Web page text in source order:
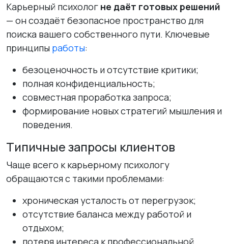
Карьерный психолог не даёт готовых решений
— он создаёт безопасное пространство для
поиска вашего собственного пути. Ключевые
принципы работы:
безоценочность и отсутствие критики;
полная конфиденциальность;
совместная проработка запроса;
формирование новых стратегий мышления и
поведения.
Типичные запросы клиентов
Чаще всего к карьерному психологу
обращаются с такими проблемами:
хроническая усталость от перегрузок;
отсутствие баланса между работой и
отдыхом;
потеря интереса к профессиональной